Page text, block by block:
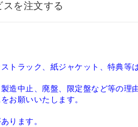
を注文する
ラック、紙ジャケット、特典
中止、廃盤、限定盤など等の
お願いいたします。
ります。